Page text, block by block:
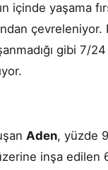
içinde yaşama
gibi 7/
Aden, yüzde
inşa edilen